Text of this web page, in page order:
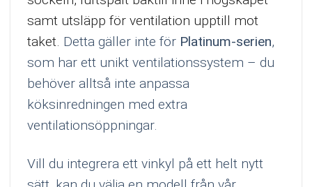
samt utsläpp för ventilation upptill mot
taket. Detta gäller inte för Platinum-serien,
som har ett unikt ventilationssystem – du
behöver alltså inte anpassa
köksinredningen med extra
ventilationsöppningar.
Vill du integrera ett vinkyl på ett helt nytt